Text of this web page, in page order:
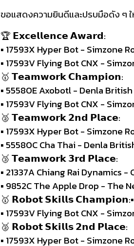
ขอแสดงความยินดีและปรบมือดัง ๆ
🏆 𝗘𝘅𝗰𝗲𝗹𝗹𝗲𝗻𝗰𝗲 𝗔𝘄𝗮𝗿𝗱:
▪︎ 17593X Hyper Bot - Simzone
▪︎ 17593V Flying Bot CNX -
🥇 𝗧𝗲𝗮𝗺𝘄𝗼𝗿𝗸 𝗖𝗵𝗮𝗺𝗽𝗶𝗼𝗻:
▪︎ 55580E Axobotl - Denla
▪︎ 17593V Flying Bot CNX -
🥈 𝗧𝗲𝗮𝗺𝘄𝗼𝗿𝗸 𝟮𝗻𝗱 𝗣𝗹𝗮𝗰𝗲:
▪︎ 17593X Hyper Bot - Simzone
▪︎ 55580C Cha Thai - Denla
🥉 𝗧𝗲𝗮𝗺𝘄𝗼𝗿𝗸 𝟯𝗿𝗱 𝗣𝗹𝗮𝗰𝗲:
▪︎ 21337A Chiang Rai Dynamics
▪︎ 9852C The Apple Drop - The
🥇 𝗥𝗼𝗯𝗼𝘁 𝗦𝗸𝗶𝗹𝗹𝘀 𝗖𝗵𝗮𝗺𝗽𝗶𝗼𝗻:▪︎
▪︎ 17593V Flying Bot CNX -
🥈 𝗥𝗼𝗯𝗼𝘁 𝗦𝗸𝗶𝗹𝗹𝘀 𝟮𝗻𝗱 𝗣𝗹𝗮𝗰𝗲:
▪︎ 17593X Hyper Bot - Simzone